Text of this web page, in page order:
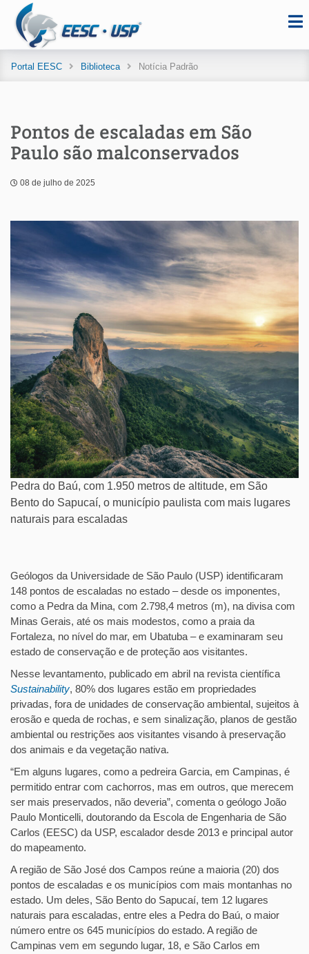
Portal EESC Biblioteca Notícia Padrão
Pontos de escaladas em São
Paulo são malconservados
08 de julho de 2025
Pedra do Baú, com 1.950 metros de altitude, em São
Bento do Sapucaí, o município paulista com mais lugares
naturais para escaladas
Geólogos da Universidade de São Paulo (USP) identificaram
148 pontos de escaladas no estado – desde os imponentes,
como a Pedra da Mina, com 2.798,4 metros (m), na divisa com
Minas Gerais, até os mais modestos, como a praia da
Fortaleza, no nível do mar, em Ubatuba – e examinaram seu
estado de conservação e de proteção aos visitantes.
Nesse levantamento, publicado em abril na revista científica
Sustainability, 80% dos lugares estão em propriedades
privadas, fora de unidades de conservação ambiental, sujeitos à
erosão e queda de rochas, e sem sinalização, planos de gestão
ambiental ou restrições aos visitantes visando à preservação
dos animais e da vegetação nativa.
“Em alguns lugares, como a pedreira Garcia, em Campinas, é
permitido entrar com cachorros, mas em outros, que merecem
ser mais preservados, não deveria”, comenta o geólogo João
Paulo Monticelli, doutorando da Escola de Engenharia de São
Carlos (EESC) da USP, escalador desde 2013 e principal autor
do mapeamento.
A região de São José dos Campos reúne a maioria (20) dos
pontos de escaladas e os municípios com mais montanhas no
estado. Um deles, São Bento do Sapucaí, tem 12 lugares
naturais para escaladas, entre eles a Pedra do Baú, o maior
número entre os 645 municípios do estado. A região de
Campinas vem em segundo lugar, 18, e São Carlos em